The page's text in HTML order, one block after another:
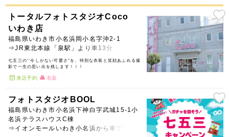
トータルフォトスタジオCoco
いわき店
福島県いわき市小名浜岡小名字沖2-1
⇒JR東北本線「泉駅」より車13分
七五三の‘‘今しかない可愛さ”を、特別な衣装と笑顔あふれる撮
影で一生の思い出を残します！！！
来店予約 衣装
フォトスタジオBOOL
福島県いわき市小名浜下神白字武城15-1小
名浜テラスハウスC棟
⇒イオンモールいわき小名浜から車で5分